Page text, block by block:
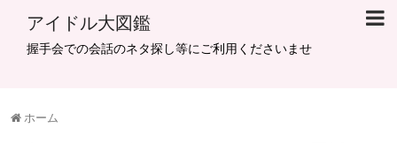
アイドル大図鑑
握手会での会話のネタ探し等にご利用くださいませ
ホーム